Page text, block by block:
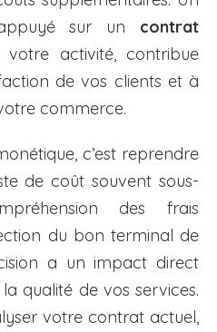
sur un contrat
votre activité, contribue
de vos clients et à
commerce.
c’est reprendre
de coût souvent sous-
des frais
du bon terminal de
a un impact direct
qualité de vos services.
votre contrat actuel,